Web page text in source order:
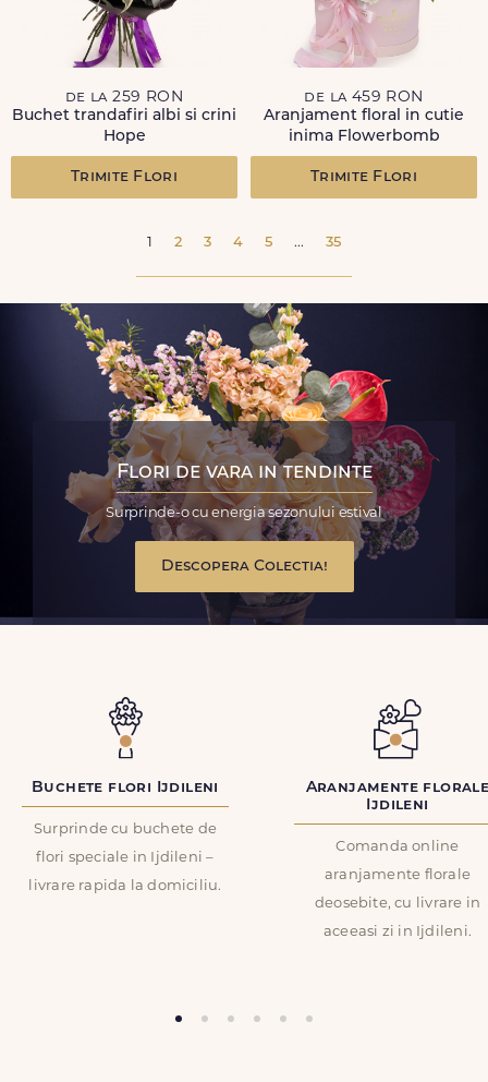
de la 259 RON
Buchet trandafiri albi si crini
Hope
Trimite Flori
de la 459 RON
Aranjament floral in cutie
inima Flowerbomb
Trimite Flori
1 2 3 4 5 ... 35
Flori de vara in tendinte
Surprinde-o cu energia sezonului estival
Descopera Colectia!
Buchete flori Ijdileni
Surprinde cu buchete de
flori speciale in Ijdileni –
livrare rapida la domiciliu.
Aranjamente
Ijdileni
Comanda online
aranjamente florale
deosebite, cu livrare in
aceeasi zi in Ijdileni.